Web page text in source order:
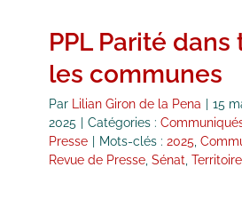
PPL Parité dans
les communes
Par Lilian Giron de la Pena
15
2025
Catégories :
Presse
Mots-clés : 2025
Revue de Presse Sénat